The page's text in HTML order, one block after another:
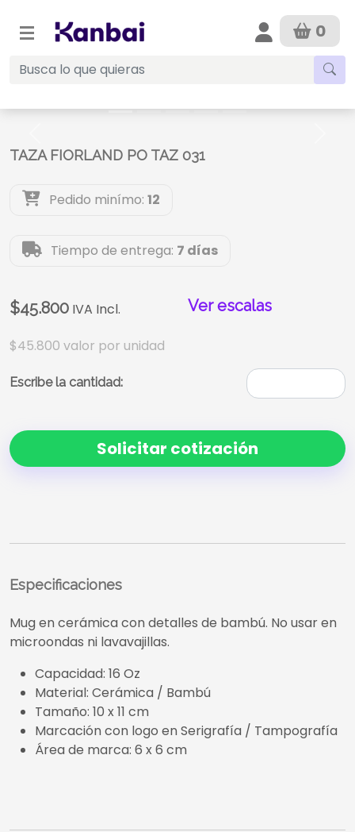
0
TAZA FIORLAND PO TAZ 031
Pedido minímo: 12
Tiempo de entrega: 7 días
$45.800 IVA Incl. Ver escalas
$45.800 valor por unidad
Escribe la cantidad:
Solicitar cotización
Especificaciones
Mug en cerámica con detalles de bambú. No usar en
microondas ni lavavajillas.
Capacidad: 16 Oz
Material: Cerámica / Bambú
Tamaño: 10 x 11 cm
Marcación con logo en Serigrafía / Tampografía
Área de marca: 6 x 6 cm